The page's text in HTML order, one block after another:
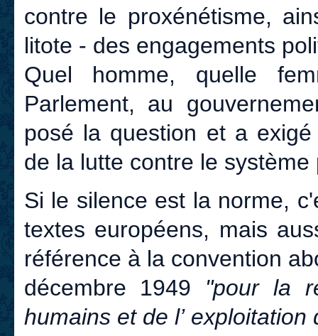
contre le proxénétisme,
litote - des engagements
Quel homme, quelle
Parlement, au
posé la question et a
de la lutte contre le
Si le silence est la norme,
textes européens, mais
référence à la convention
décembre 1949 "pour la
humains et de l’ exploitation